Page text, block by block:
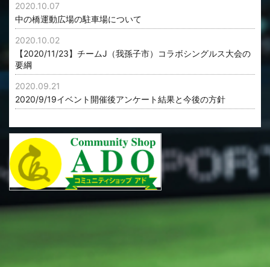
2020.10.07
中の橋運動広場の駐車場について
2020.10.02
【2020/11/23】チームJ（我孫子市）コラボシングルス大会の
要綱
2020.09.21
2020/9/19イベント開催後アンケート結果と今後の方針